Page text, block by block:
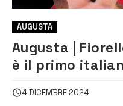
AUGUSTA
Augusta |
è il primo
4 DICEMBRE 2024